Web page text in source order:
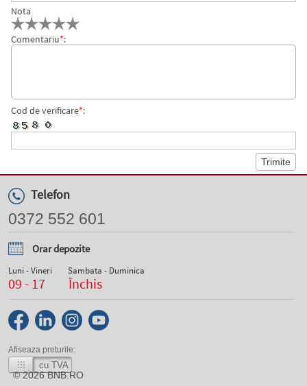
Nota
Comentariu*:
Cod de verificare*:
Telefon
0372 552 601
Orar depozite
Luni - Vineri
09 - 17
Sambata - Duminica
Închis
Afiseaza preturile:
cu TVA
© 2026BNB.RO